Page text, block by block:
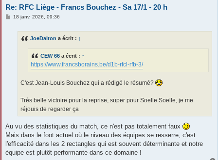
Re: RFC Liège - Francs Bouchez - Sa 17/1 - 20 h
M18 janv. 2026, 09:36
JoeDalton a écrit : ↑
CEW 66 a écrit : ↑
https://www.francsborains.be/d1b-rfcl-rfb-3/
C'est Jean-Louis Bouchez qui a rédigé le résumé?
Très belle victoire pour la reprise, super pour Soelle Soelle, je me
réjouis de regarder ça
Au vu des statistiques du match, ce n'est pas totalement faux
Mais dans le foot actuel où le niveau des équipes se resserre, c'est
l'efficacité dans les 2 rectangles qui est souvent déterminante et notre
équipe est plutôt performante dans ce domaine !